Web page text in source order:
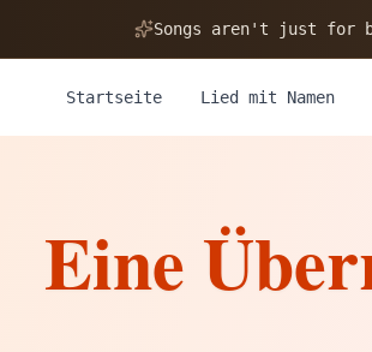
Songs aren't just for
Startseite Lied mit Namen
Eine